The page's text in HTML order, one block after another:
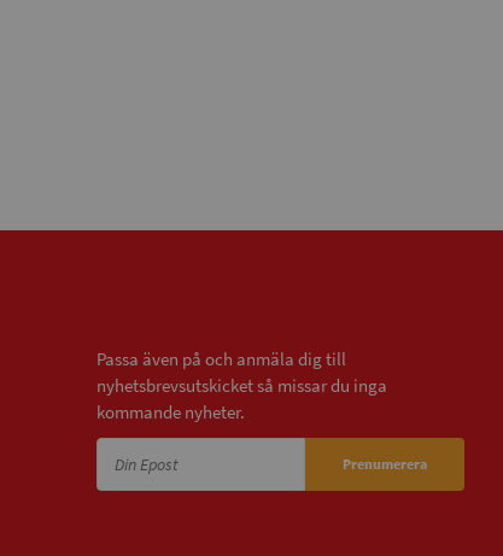
Passa även på och anmäla dig till
nyhetsbrevsutskicket så missar du inga
kommande nyheter.
Prenumerera